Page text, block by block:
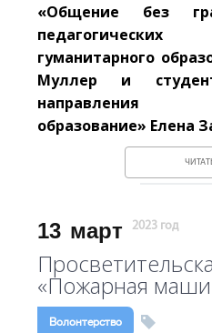
«Общение без
гуманитарного
Муллер и
направления
образование» Елена
13 март 2023 год
«Пожарная
Волонтерство